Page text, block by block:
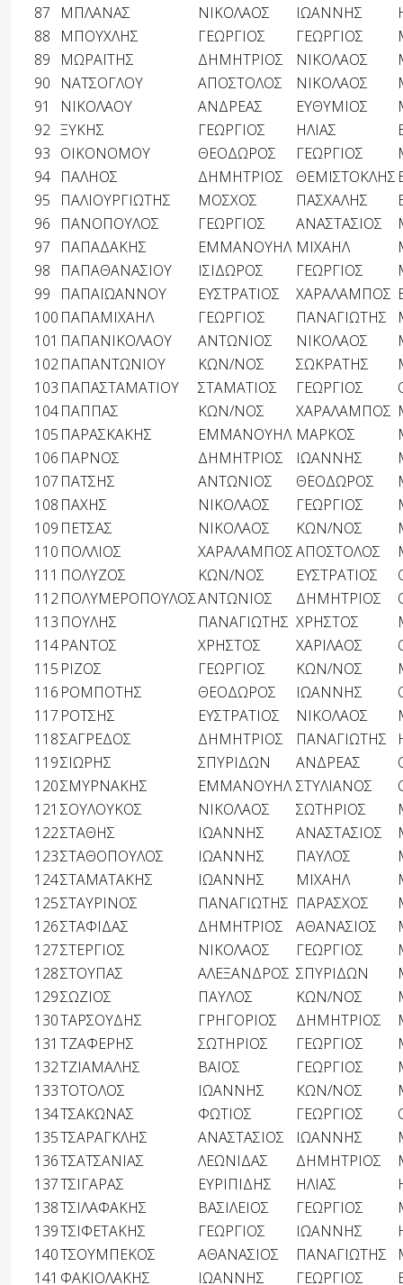
87
ΜΠΛΑΝΑΣ ΝΙΚΟΛΑΟΣ ΙΩΑΝΝΗΣ
88
ΜΠΟΥΧΛΗΣ ΓΕΩΡΓΙΟΣ ΓΕΩΡΓΙΟΣ
89
ΜΩΡΑΪΤΗΣ ΔΗΜΗΤΡΙΟΣ ΝΙΚΟΛΑΟΣ
90
ΝΑΤΣΟΓΛΟΥ ΑΠΟΣΤΟΛΟΣ ΝΙΚΟΛΑΟΣ
91
ΝΙΚΟΛΑΟΥ ΑΝΔΡΕΑΣ ΕΥΘΥΜΙΟΣ
92 ΞΥΚΗΣ ΓΕΩΡΓΙΟΣ ΗΛΙΑΣ
93 ΟΙΚΟΝΟΜΟΥ ΘΕΟΔΩΡΟΣ ΓΕΩΡΓΙΟΣ
94 ΠΑΛΗΟΣ ΔΗΜΗΤΡΙΟΣ ΘΕΜΙΣΤΟΚΛΗΣ
95
ΠΑΛΙΟΥΡΓΙΩΤΗΣ ΜΟΣΧΟΣ ΠΑΣΧΑΛΗΣ
96
ΠΑΝΟΠΟΥΛΟΣ ΓΕΩΡΓΙΟΣ ΑΝΑΣΤΑΣΙΟΣ
97
ΠΑΠΑΔΑΚΗΣ ΕΜΜΑΝΟΥΗΛ ΜΙΧΑΗΛ
98
ΠΑΠΑΘΑΝΑΣΙΟΥ ΙΣΙΔΩΡΟΣ ΓΕΩΡΓΙΟΣ
99
ΠΑΠΑΪΩΑΝΝΟΥ ΕΥΣΤΡΑΤΙΟΣ ΧΑΡΑΛΑΜΠΟΣ
100 ΠΑΠΑΜΙΧΑΗΛ ΓΕΩΡΓΙΟΣ ΠΑΝΑΓΙΩΤΗΣ
101 ΠΑΠΑΝΙΚΟΛΑΟΥ ΑΝΤΩΝΙΟΣ ΝΙΚΟΛΑΟΣ
102ΠΑΠΑΝΤΩΝΙΟΥ ΚΩΝ/ΝΟΣ ΣΩΚΡΑΤΗΣ
103 ΠΑΠΑΣΤΑΜΑΤΙΟΥ ΣΤΑΜΑΤΙΟΣ ΓΕΩΡΓΙΟΣ
104ΠΑΠΠΑΣ ΚΩΝ/ΝΟΣ ΧΑΡΑΛΑΜΠΟΣ
105 ΠΑΡΑΣΚΑΚΗΣ ΕΜΜΑΝΟΥΗΛ ΜΑΡΚΟΣ
106 ΠΑΡΝΟΣ ΔΗΜΗΤΡΙΟΣ ΙΩΑΝΝΗΣ
107 ΠΑΤΣΗΣ ΑΝΤΩΝΙΟΣ ΘΕΟΔΩΡΟΣ
108 ΠΑΧΗΣ ΝΙΚΟΛΑΟΣ ΓΕΩΡΓΙΟΣ
109 ΠΕΤΣΑΣ ΝΙΚΟΛΑΟΣ ΚΩΝ/ΝΟΣ
110 ΠΟΛΛΙΟΣ ΧΑΡΑΛΑΜΠΟΣΑΠΟΣΤΟΛΟΣ
111 ΠΟΛΥΖΟΣ ΚΩΝ/ΝΟΣ ΕΥΣΤΡΑΤΙΟΣ
112ΠΟΛΥΜΕΡΟΠΟΥΛΟΣΑΝΤΩΝΙΟΣ ΔΗΜΗΤΡΙΟΣ
113 ΠΟΥΛΗΣ ΠΑΝΑΓΙΩΤΗΣ ΧΡΗΣΤΟΣ
114ΡΑΝΤΟΣ ΧΡΗΣΤΟΣ ΧΑΡΙΛΑΟΣ
115 ΡΙΖΟΣ ΓΕΩΡΓΙΟΣ ΚΩΝ/ΝΟΣ
116 ΡΟΜΠΟΤΗΣ ΘΕΟΔΩΡΟΣ ΙΩΑΝΝΗΣ
117 ΡΟΤΣΗΣ ΕΥΣΤΡΑΤΙΟΣ ΝΙΚΟΛΑΟΣ
118ΣΑΓΡΕΔΟΣ ΔΗΜΗΤΡΙΟΣ ΠΑΝΑΓΙΩΤΗΣ
119ΣΙΩΡΗΣ ΣΠΥΡΙΔΩΝ ΑΝΔΡΕΑΣ
120ΣΜΥΡΝΑΚΗΣ ΕΜΜΑΝΟΥΗΛ ΣΤΥΛΙΑΝΟΣ
121 ΣΟΥΛΟΥΚΟΣ ΝΙΚΟΛΑΟΣ ΣΩΤΗΡΙΟΣ
122ΣΤΑΘΗΣ ΙΩΑΝΝΗΣ ΑΝΑΣΤΑΣΙΟΣ
123ΣΤΑΘΟΠΟΥΛΟΣ ΙΩΑΝΝΗΣ ΠΑΥΛΟΣ
124ΣΤΑΜΑΤΑΚΗΣ ΙΩΑΝΝΗΣ ΜΙΧΑΗΛ
125ΣΤΑΥΡΙΝΟΣ ΠΑΝΑΓΙΩΤΗΣ ΠΑΡΑΣΧΟΣ
126ΣΤΑΦΙΔΑΣ ΔΗΜΗΤΡΙΟΣ ΑΘΑΝΑΣΙΟΣ
127ΣΤΕΡΓΙΟΣ ΝΙΚΟΛΑΟΣ ΓΕΩΡΓΙΟΣ
128ΣΤΟΥΠΑΣ ΑΛΕΞΑΝΔΡΟΣ ΣΠΥΡΙΔΩΝ
129ΣΩΖΙΟΣ ΠΑΥΛΟΣ ΚΩΝ/ΝΟΣ
130ΤΑΡΣΟΥΔΗΣ ΓΡΗΓΟΡΙΟΣ ΔΗΜΗΤΡΙΟΣ
131 ΤΖΑΦΕΡΗΣ ΣΩΤΗΡΙΟΣ ΓΕΩΡΓΙΟΣ
132ΤΖΙΑΜΑΛΗΣ ΒΑΪΟΣ ΓΕΩΡΓΙΟΣ
133ΤΟΤΟΛΟΣ ΙΩΑΝΝΗΣ ΚΩΝ/ΝΟΣ
134ΤΣΑΚΩΝΑΣ ΦΩΤΙΟΣ ΓΕΩΡΓΙΟΣ
135ΤΣΑΡΑΓΚΛΗΣ ΑΝΑΣΤΑΣΙΟΣ ΙΩΑΝΝΗΣ
136ΤΣΑΤΣΑΝΙΑΣ ΛΕΩΝΙΔΑΣ ΔΗΜΗΤΡΙΟΣ
137ΤΣΙΓΑΡΑΣ ΕΥΡΙΠΙΔΗΣ ΗΛΙΑΣ
138ΤΣΙΛΑΦΑΚΗΣ ΒΑΣΙΛΕΙΟΣ ΓΕΩΡΓΙΟΣ
139ΤΣΙΦΕΤΑΚΗΣ ΓΕΩΡΓΙΟΣ ΙΩΑΝΝΗΣ
140ΤΣΟΥΜΠΕΚΟΣ ΑΘΑΝΑΣΙΟΣ ΠΑΝΑΓΙΩΤΗΣ
141 ΦΑΚΙΟΛΑΚΗΣ ΙΩΑΝΝΗΣ ΓΕΩΡΓΙΟΣ